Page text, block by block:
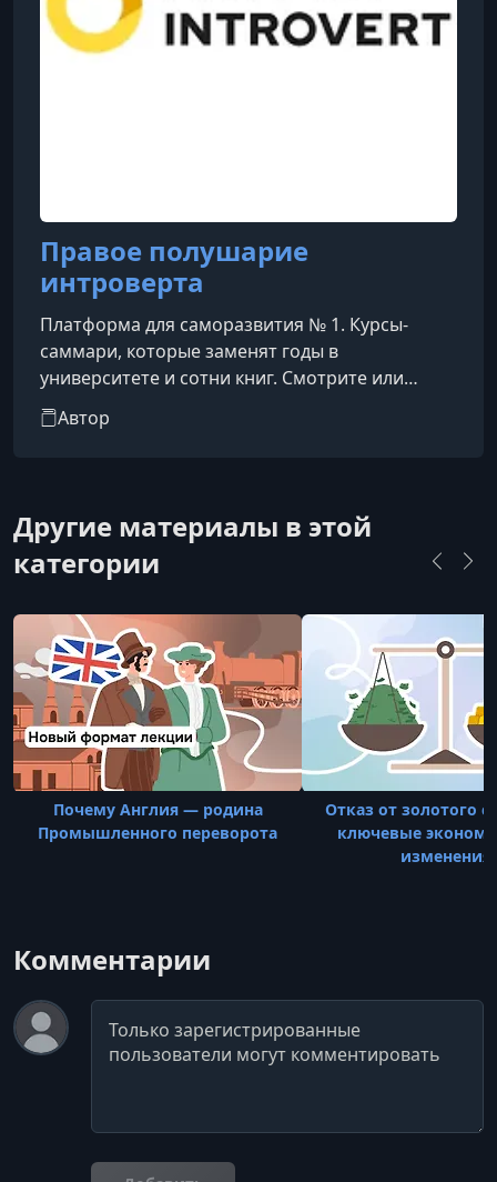
Правое полушарие
интроверта
Платформа для саморазвития № 1. Курсы-
саммари, которые заменят годы в
университете и сотни книг. Смотрите или
слушайте фоном. Времени на чтение и
саморазвитие постоянно не хватает. Мы
минутные лекции, чтобы вы узнавали новое о
себе и мире, не жертвуя свободным временем.
Автор
Другие материалы в этой
категории
Почему Англия — родина
Промышленного переворота
Отказ от золотого
ключевые
изменения
Комментарии
Комментарий